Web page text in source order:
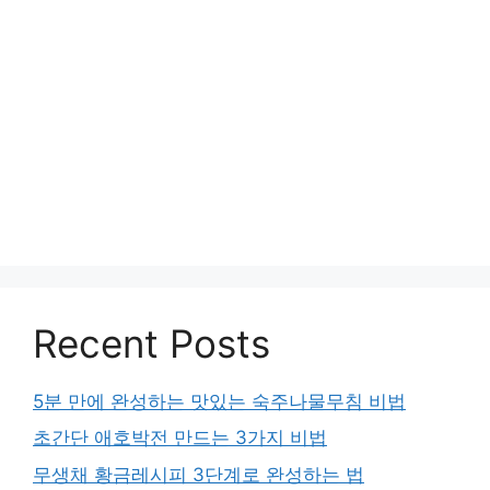
Recent Posts
5분 만에 완성하는 맛있는 숙주나물무침 비법
초간단 애호박전 만드는 3가지 비법
무생채 황금레시피 3단계로 완성하는 법